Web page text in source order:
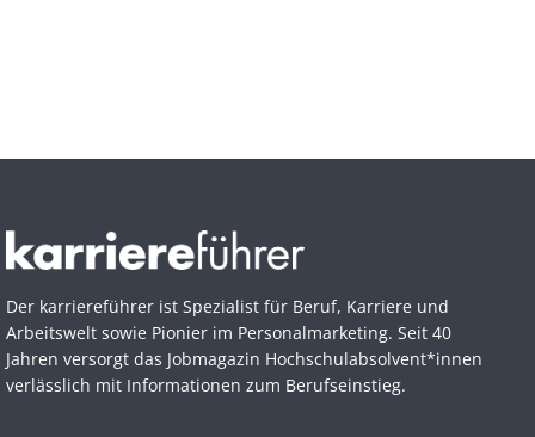
Der karriereführer ist Spezialist für Beruf, Karriere und
Arbeitswelt sowie Pionier im Personal­marketing. Seit 40
Jahren versorgt das Jobmagazin Hochschul­absolvent*innen
verlässlich mit Informationen zum Berufseinstieg.